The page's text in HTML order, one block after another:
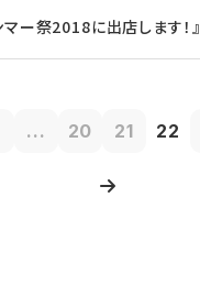
ー祭2018に出店します！』
... 20 21 22